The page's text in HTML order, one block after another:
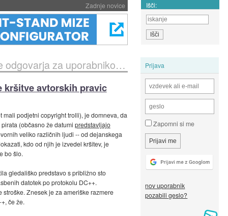
Zadnje novice Išči:
Prijava
Zapomni si me
nov uporabnik
pozabili geslo?
kršitve avtorskih pravic
kršitve avtorskih pravic
podjetni copyright trolli), je domneva, da
(občasno že datumi predstavljajo
veliko različnih ljudi -- od dejanskega
kdo od njih je izvedel kršitev, je
bo šlo.
gledališko predstavo s približno sto
datotek po protokolu DC++.
Znesek je za ameriške razmere
če že.